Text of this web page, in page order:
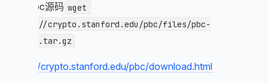
下载pbc源码 wget
https://crypto.stanford.edu/pbc/files/pbc-
0.5.14.tar.gz
https://crypto.stanford.edu/pbc/download.html